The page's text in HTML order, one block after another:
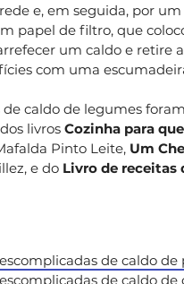
e, em seguida, por
papel de filtro, que
um caldo e retire
com uma
de caldo de legumes
livros Cozinha para
Pinto Leite, Um
e do Livro de receitas
de caldo de
de caldo de